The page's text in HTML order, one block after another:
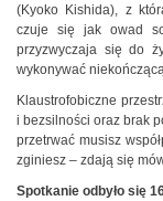
(Kyoko Kishida), z
czuje się jak owad
przyzwyczaja się do
wykonywać
Klaustrofobiczne
i bezsilności oraz brak
przetrwać musisz
zginiesz – zdają się
Spotkanie odbyło się